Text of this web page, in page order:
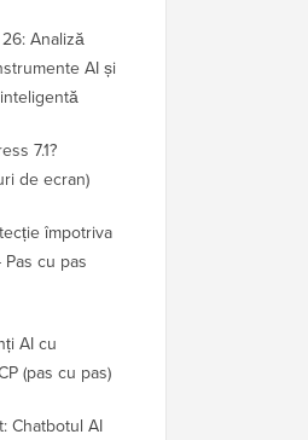
Analiză
AI și
7.1?
de ecran)
împotriva
cu pas
AI cu
(pas cu pas)
Chatbotul AI